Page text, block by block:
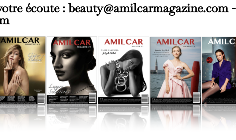
écoute : beauty@amilcarmagazine.com -